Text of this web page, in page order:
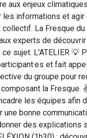
aux enjeux
informations et agir
La Fresque
experts de
sujet. L'ATELIER 💡
et fait
du groupe pour
la Fresque.
les équipes afin
une bonne
des explications